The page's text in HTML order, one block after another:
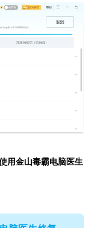
用金山毒霸电脑医生